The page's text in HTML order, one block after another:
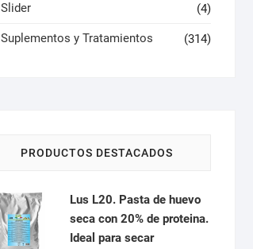
Slider (4)
Suplementos y Tratamientos (314)
PRODUCTOS DESTACADOS
Lus L20. Pasta de huevo
seca con 20% de proteina.
Ideal para secar